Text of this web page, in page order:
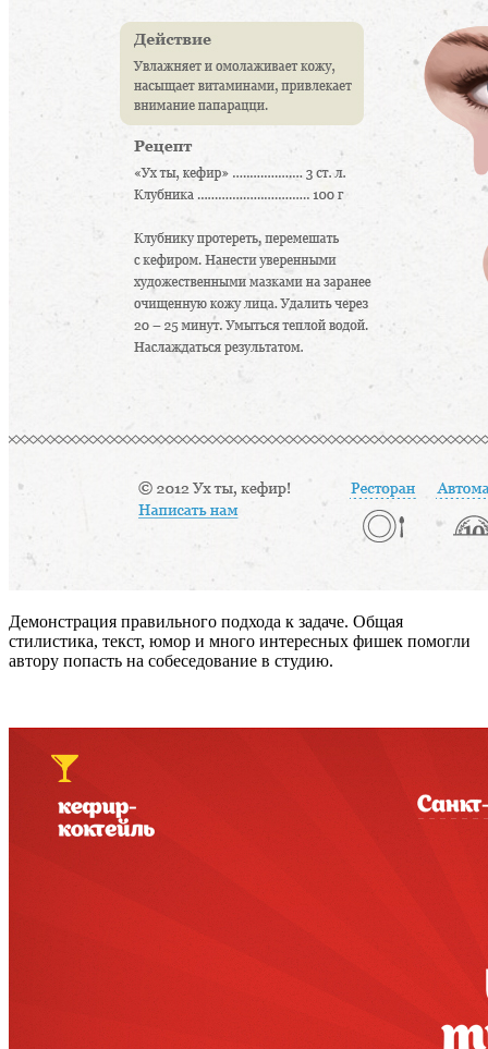
Демонстрация правильного подхода к задаче. Общая
стилистика, текст, юмор и много интересных фишек помогли
автору попасть на собеседование в студию.